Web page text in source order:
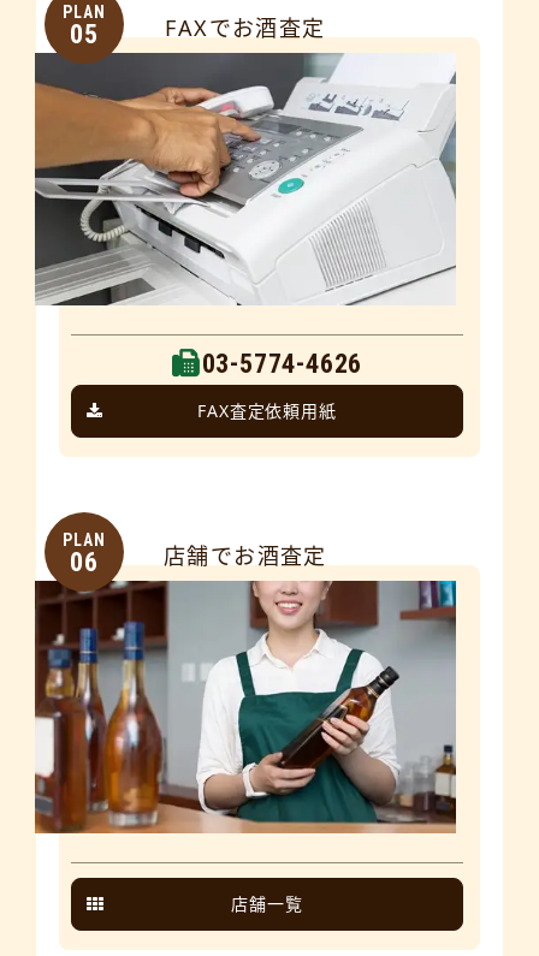
PLAN
05 FAXでお酒査定
03-5774-4626
FAX査定依頼用紙
PLAN
06 店舗でお酒査定
店舗一覧